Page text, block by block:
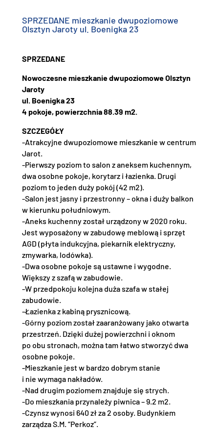
SPRZEDANE mieszkanie dwupoziomowe
Olsztyn Jaroty ul. Boenigka 23
SPRZEDANE
Nowoczesne mieszkanie dwupoziomowe Olsztyn
Jaroty
ul. Boenigka 23
4 pokoje, powierzchnia 88.39 m2.
SZCZEGÓŁY
-Atrakcyjne dwupoziomowe mieszkanie w centrum
Jarot.
-Pierwszy poziom to salon z aneksem kuchennym,
dwa osobne pokoje, korytarz i łazienka. Drugi
poziom to jeden duży pokój (42 m2).
-Salon jest jasny i przestronny – okna i duży balkon
w kierunku południowym.
-Aneks kuchenny został urządzony w 2020 roku.
Jest wyposażony w zabudowę meblową i sprzęt
AGD (płyta indukcyjna, piekarnik elektryczny,
zmywarka, lodówka).
-Dwa osobne pokoje są ustawne i wygodne.
Większy z szafą w zabudowie.
-W przedpokoju kolejna duża szafa w stałej
zabudowie.
-Łazienka z kabiną prysznicową.
-Górny poziom został zaaranżowany jako otwarta
przestrzeń. Dzięki dużej powierzchni i oknom
po obu stronach, można tam łatwo stworzyć dwa
osobne pokoje.
-Mieszkanie jest w bardzo dobrym stanie
i nie wymaga nakładów.
-Nad drugim poziomem znajduje się strych.
-Do mieszkania przynależy piwnica – 9.2 m2.
-Czynsz wynosi 640 zł za 2 osoby. Budynkiem
zarządza S.M. “Perkoz”.